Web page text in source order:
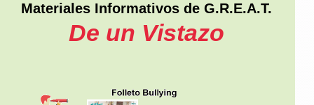
Materiales Informativos de G.R.E.A.T.
De un Vistazo